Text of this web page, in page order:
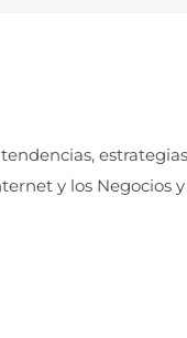
y los Negocios